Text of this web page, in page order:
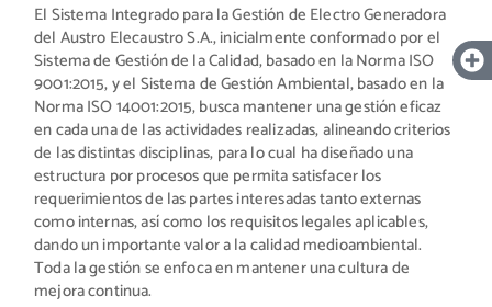
El Sistema Integrado para la Gestión de Electro Generadora
del Austro Elecaustro S.A., inicialmente conformado por el
Sistema de Gestión de la Calidad, basado en la Norma ISO
9001:2015, y el Sistema de Gestión Ambiental, basado en la
Norma ISO 14001:2015, busca mantener una gestión eficaz
en cada una de las actividades realizadas, alineando criterios
de las distintas disciplinas, para lo cual ha diseñado una
estructura por procesos que permita satisfacer los
requerimientos de las partes interesadas tanto externas
como internas, así como los requisitos legales aplicables,
dando un importante valor a la calidad medioambiental.
Toda la gestión se enfoca en mantener una cultura de
mejora continua.